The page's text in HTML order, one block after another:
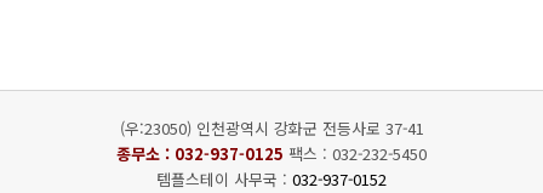
(우:23050) 인천광역시 강화군 전등사로 37-41
종무소 : 032-937-0125 팩스 : 032-232-5450
템플스테이 사무국 : 032-937-0152